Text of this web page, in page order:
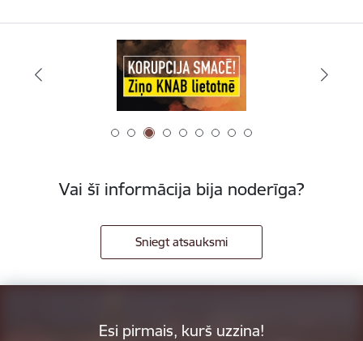
Vai šī informācija bija noderīga?
Sniegt atsauksmi
Esi pirmais, kurš uzzina!